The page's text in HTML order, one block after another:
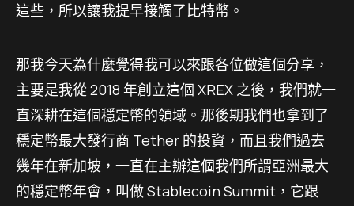
這些，所以讓我提早接觸了比特幣。
那我今天為什麼覺得我可以來跟各位做這個分享，
主要是我從 2018 年創立這個 XREX 之後，我們就一
直深耕在這個穩定幣的領域。那後期我們也拿到了
穩定幣最大發行商 Tether 的投資，而且我們過去
幾年在新加坡，一直在主辦這個我們所謂亞洲最大
的穩定幣年會，叫做 Stablecoin Summit，它跟